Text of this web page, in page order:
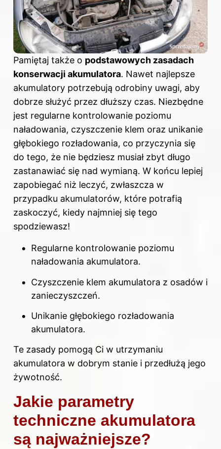
Pamiętaj także o podstawowych zasadach
konserwacji akumulatora. Nawet najlepsze
akumulatory potrzebują odrobiny uwagi, aby
dobrze służyć przez dłuższy czas. Niezbędne
jest regularne kontrolowanie poziomu
naładowania, czyszczenie klem oraz unikanie
głębokiego rozładowania, co przyczynia się
do tego, że nie będziesz musiał zbyt długo
zastanawiać się nad wymianą. W końcu lepiej
zapobiegać niż leczyć, zwłaszcza w
przypadku akumulatorów, które potrafią
zaskoczyć, kiedy najmniej się tego
spodziewasz!
Regularne kontrolowanie poziomu
naładowania akumulatora.
Czyszczenie klem akumulatora z osadów i
zanieczyszczeń.
Unikanie głębokiego rozładowania
akumulatora.
Te zasady pomogą Ci w utrzymaniu
akumulatora w dobrym stanie i przedłużą jego
żywotność.
Jakie parametry
techniczne akumulatora
są najważniejsze?